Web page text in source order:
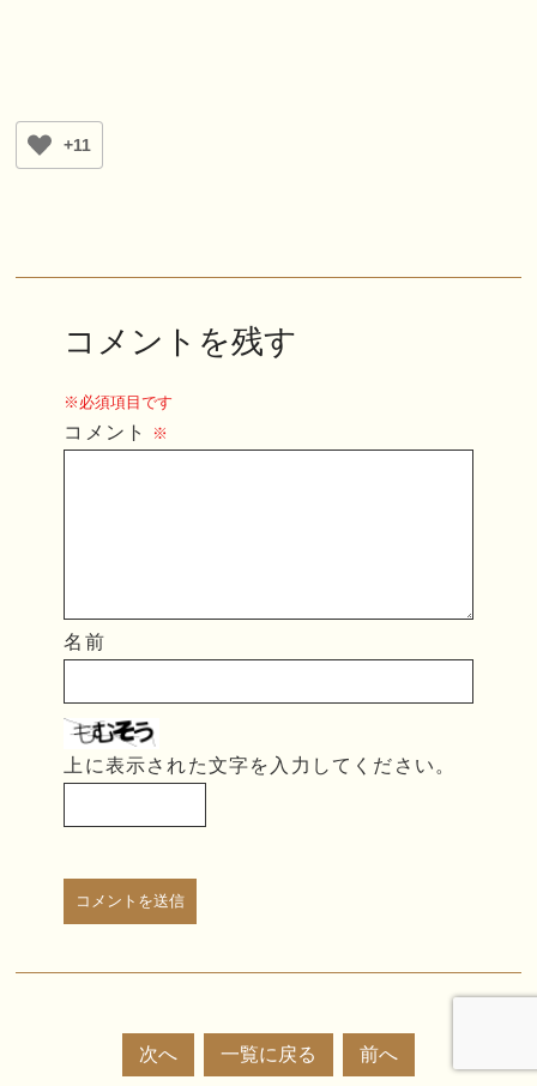
+11
コメントを残す
※必須項目です
コメント ※
名前
上に表示された文字を入力してください。
次へ 一覧に戻る 前へ